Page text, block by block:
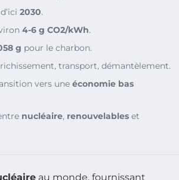
d’ici 2030.
4-6 g CO2/kWh.
g pour le charbon.
transport, démantèlement.
vers une économie bas
nucléaire, renouvelables et
au monde, fournissant